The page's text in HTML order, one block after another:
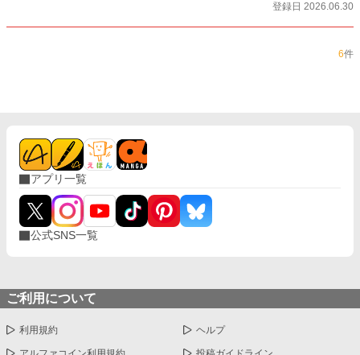
登録日 2026.06.30
6件
アプリ一覧
公式SNS一覧
ご利用について
利用規約 ヘルプ